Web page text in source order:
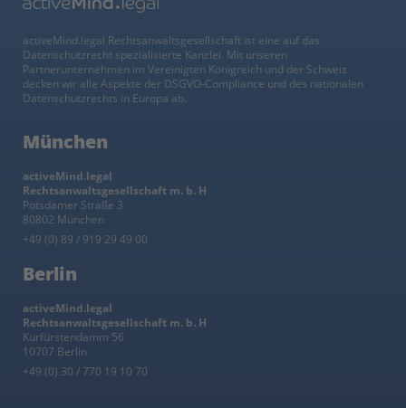
activeMind.legal Rechtsanwaltsgesellschaft ist eine auf das
Datenschutzrecht spezialisierte Kanzlei. Mit unseren
Partnerunternehmen im Vereinigten Königreich und der Schweiz
decken wir alle Aspekte der DSGVO-Compliance und des nationalen
Datenschutzrechts in Europa ab.
München
activeMind.legal
Rechtsanwaltsgesellschaft m. b. H
Potsdamer Straße 3
80802 München
+49 (0) 89 / 919 29 49 00
Berlin
activeMind.legal
Rechtsanwaltsgesellschaft m. b. H
Kurfürstendamm 56
10707 Berlin
+49 (0) 30 / 770 19 10 70